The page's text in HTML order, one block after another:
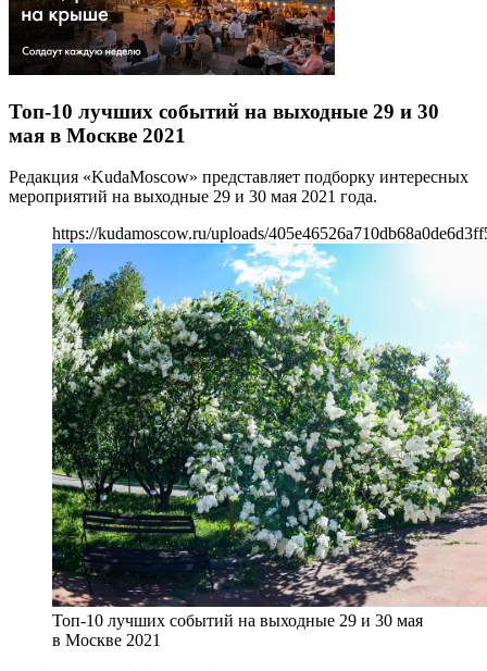
Топ-10 лучших событий на выходные 29 и 30
мая в Москве 2021
Редакция «KudaMoscow» представляет подборку интересных
мероприятий на выходные 29 и 30 мая 2021 года.
https://kudamoscow.ru/uploads/
Топ-10 лучших событий на выходные 29 и 30 мая
в Москве 2021